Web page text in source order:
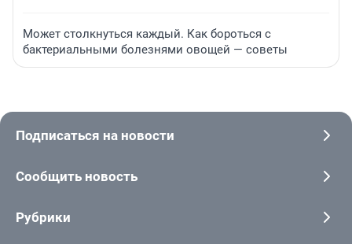
Может столкнуться каждый. Как бороться с
бактериальными болезнями овощей — советы
Подписаться на новости
Сообщить новость
Рубрики